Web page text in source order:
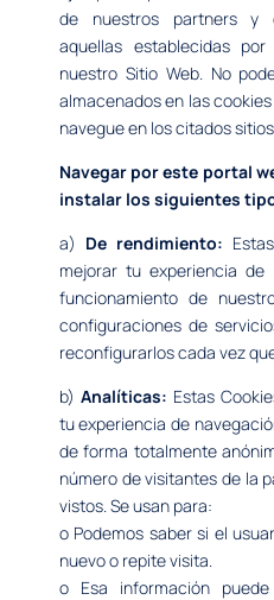
de nuestros partners y
aquellas establecidas
nuestro Sitio Web. No
almacenados en las
navegue en los citados
Navegar por este portal
instalar los siguientes
a) De rendimiento:
mejorar tu experiencia
funcionamiento de
configuraciones de
reconfigurarlos cada vez
b) Analíticas: Estas
tu experiencia de
de forma totalmente
número de visitantes de la
vistos. Se usan para:
o Podemos saber si el
nuevo o repite visita.
o Esa información